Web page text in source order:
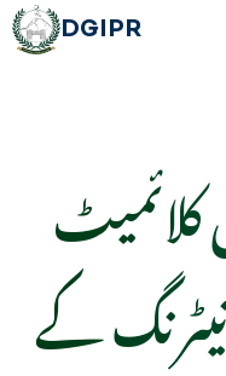
DGIPR
کلائمیٹ
کے